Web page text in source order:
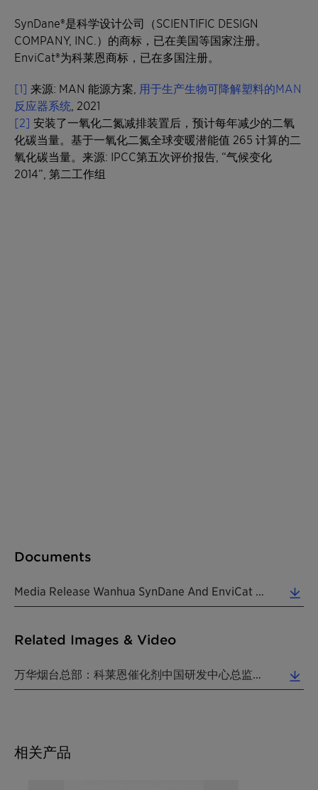
SynDane®是科学设计公司（SCIENTIFIC DESIGN
COMPANY, INC.）的商标，已在美国等国家注册。
EnviCat®为科莱恩商标，已在多国注册。
[1] 来源: MAN 能源方案, 用于生产生物可降解塑料的MAN
反应器系统 , 2021
[2] 安装了一氧化二氮减排装置后，预计每年减少的二氧
化碳当量。基于一氧化二氮全球变暖潜能值 265 计算的二
氧化碳当量。来源: IPCC第五次评价报告, “气候变化
2014”, 第二工作组
Documents
Media Release Wanhua SynDane And EnviCat N2O_S 220712 EN (0.20 MB)
Related Images & Video
万华烟台总部：科莱恩催化剂中国研发中心总监赵世忠（左三），科莱恩催化剂特种化学品中国区销售总监黄有旺（左四），万华特种化学品采购经理李栋（左五），科莱恩添加剂业务单元亚太区销售总监苏涍竣（Darr... (1.19 MB)
相关产品